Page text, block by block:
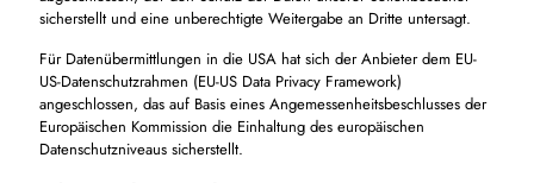
sicherstellt und eine unberechtigte Weitergabe an Dritte untersagt.
Für Datenübermittlungen in die USA hat sich der Anbieter dem EU-
US-Datenschutzrahmen (EU-US Data Privacy Framework)
angeschlossen, das auf Basis eines Angemessenheitsbeschlusses der
Europäischen Kommission die Einhaltung des europäischen
Datenschutzniveaus sicherstellt.